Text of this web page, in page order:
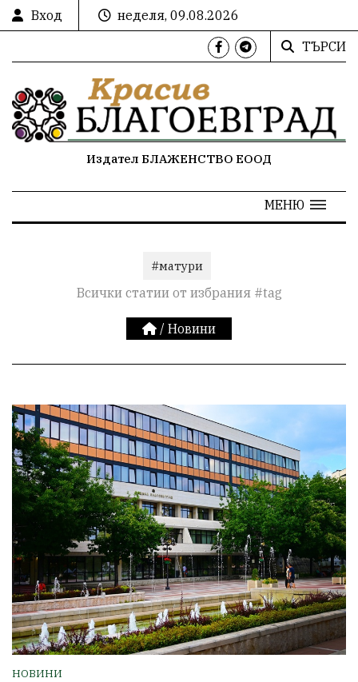
Вход
неделя, 09.08.2026
ТЪРСИ
Издател БЛАЖЕНСТВО ЕООД
МЕНЮ
#матури
Всички статии от избрания #tag
/ Новини
НОВИНИ